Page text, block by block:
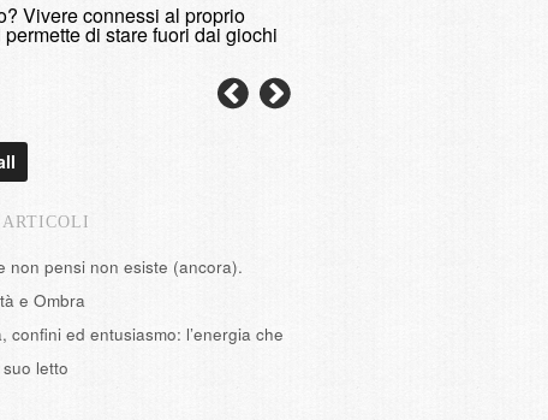
Vivere connessi al proprio
di stare fuori dai giochi
non pensi non esiste (ancora).
e Ombra
confini ed entusiasmo: l’energia che
letto